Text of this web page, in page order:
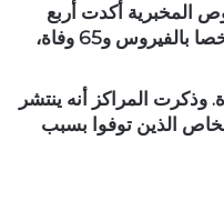
المخبرية أكدت أربع
وفيات بالفيروس حتى الآن، بينما تم الإبلاغ عن الاشتباه بإصابة ‌حوالي 246 شخصا بالفيروس و65 وفاة،
وذكرت المراكز أنه ينتشر
الذين توفوا بسبب